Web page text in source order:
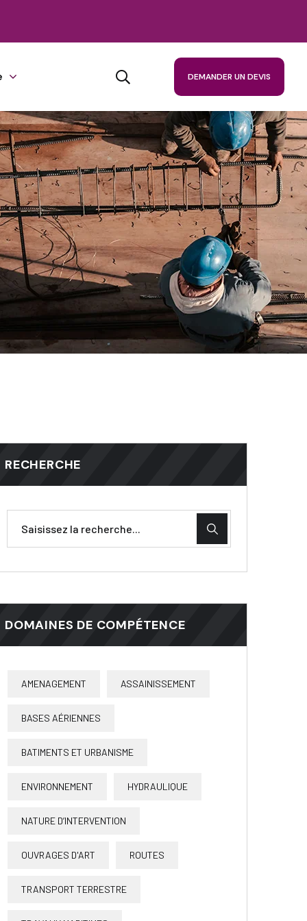
DEMANDER UN DEVIS
RECHERCHE
DOMAINES DE COMPÉTENCE
AMENAGEMENT ASSAINISSEMENT
BASES AÉRIENNES
BATIMENTS ET URBANISME
ENVIRONNEMENT HYDRAULIQUE
NATURE D’INTERVENTION
OUVRAGES D'ART ROUTES
TRANSPORT TERRESTRE